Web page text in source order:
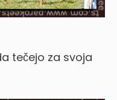
tečejo za svoja